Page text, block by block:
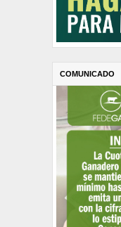
COMUNICADO